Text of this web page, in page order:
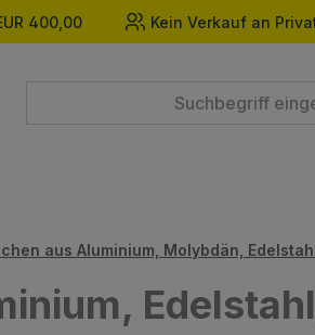
400,00 Kein Verkauf an
aus Aluminium, Molybdän,